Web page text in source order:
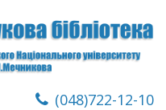
(048)722-12-10